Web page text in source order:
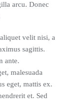
arcu. Donec
velit nisi, a
sagittis.
ante.
malesuada
eget, mattis ex.
et. Sed